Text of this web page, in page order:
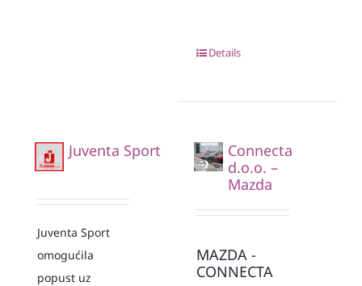
Details
Juventa Sport
Juventa Sport
omogućila
popust uz
Connecta
d.o.o. –
Mazda
MAZDA -
CONNECTA